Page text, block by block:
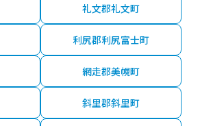
礼文郡礼文町
利尻郡利尻富士町
網走郡美幌町
斜里郡斜里町